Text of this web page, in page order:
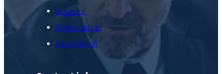
Courses
Appreciation
Association